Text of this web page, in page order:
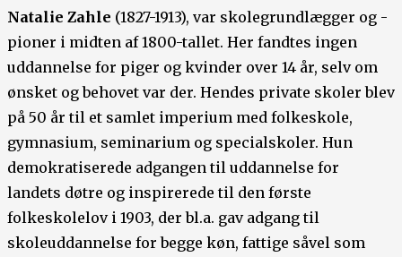
Natalie Zahle (1827-1913), var skolegrundlægger og -
pioner i midten af 1800-tallet. Her fandtes ingen
uddannelse for piger og kvinder over 14 år, selv om
ønsket og behovet var der. Hendes private skoler blev
på 50 år til et samlet imperium med folkeskole,
gymnasium, seminarium og specialskoler. Hun
demokratiserede adgangen til uddannelse for
landets døtre og inspirerede til den første
folkeskolelov i 1903, der bl.a. gav adgang til
skoleuddannelse for begge køn, fattige såvel som